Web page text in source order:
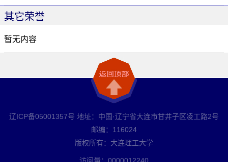
其它荣誉
暂无内容
辽ICP备05001357号 地址：中国·辽宁省大连市甘井子区凌工路2号
邮编：116024
版权所有：大连理工大学